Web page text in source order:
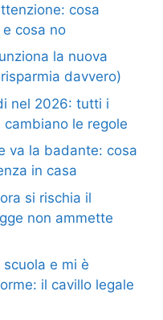
cosa
cosa no
la nuova
davvero)
nel 2026: tutti i
le regole
va la badante: cosa
in casa
si rischia il
non ammette
e mi è
il cavillo legale